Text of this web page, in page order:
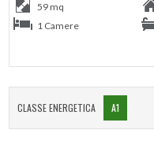
59 mq
1 Camere
CLASSE ENERGETICA A1